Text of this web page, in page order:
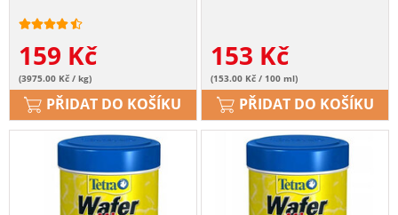
159 Kč
(3975.00 Kč / kg)
PŘIDAT DO KOŠÍKU
153 Kč
(153.00 Kč / 100 ml)
PŘIDAT DO KOŠÍKU